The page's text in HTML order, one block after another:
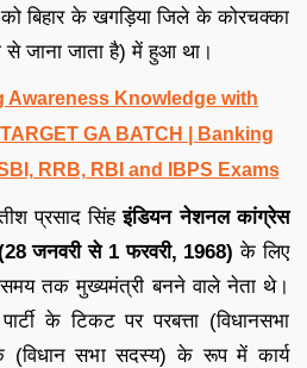
बिहार के खगड़िया जिले के कोरचक्का
जाना जाता है) में हुआ था।
Awareness Knowledge with
TARGET GA BATCH
| Banking
RRB, RBI and IBPS Exams
प्रसाद सिंहइंडियन नेशनल कांग्रेस
जनवरी से 1 फरवरी, 1968) के लिए
तक मुख्यमंत्री बनने वाले नेता थे।
के टिकट पर परबत्ता (विधानसभा
(विधान सभा सदस्य) के रूप में कार्य